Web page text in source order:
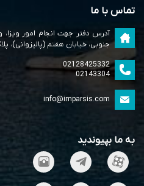
تماس با ما
آدرس دفتر جهت انجام امور
جنوبی، خیابان هفتم (پالیزوانی)، پلاک 22، طبقه دوم،
02128425332
02143304
info@imparsis.com
به ما بپیوندید